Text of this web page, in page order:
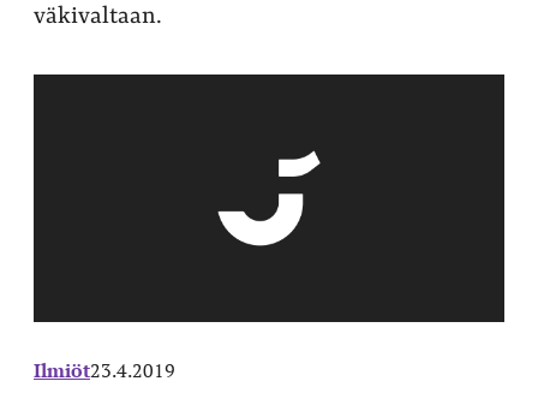
väkivaltaan.
Ilmiöt23.4.2019